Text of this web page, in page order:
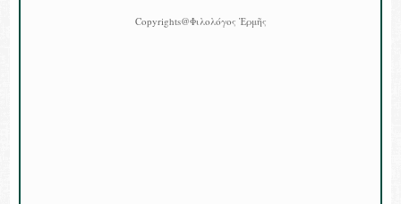
Copyrights@Φιλολόγος Ἑρμῆς